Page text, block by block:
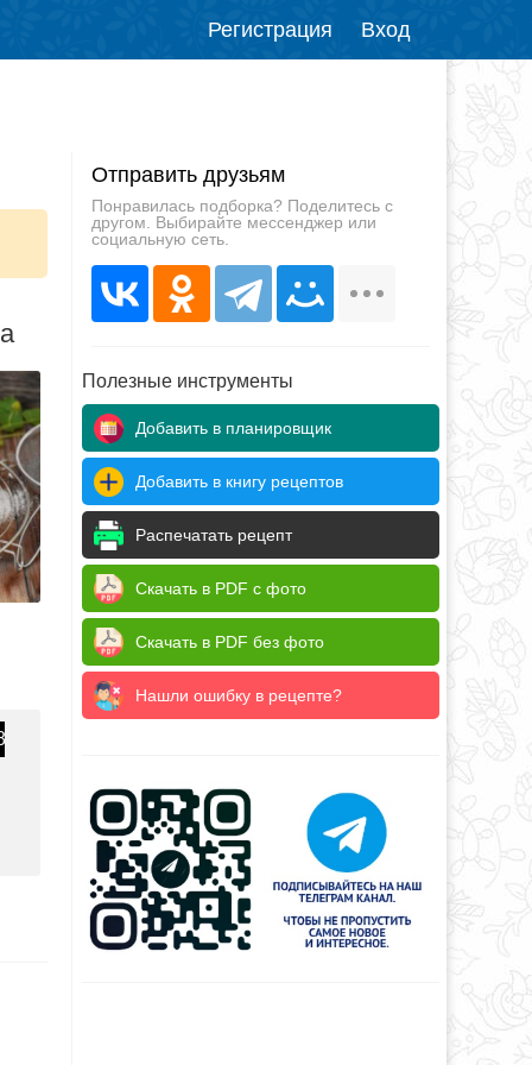
Регистрация Вход
Отправить друзьям
Понравилась подборка? Поделитесь с
другом. Выбирайте мессенджер или
социальную сеть.
Полезные инструменты
Добавить в планировщик
Добавить в книгу рецептов
Распечатать рецепт
Скачать в PDF с фото
Скачать в PDF без фото
Нашли ошибку в рецепте?